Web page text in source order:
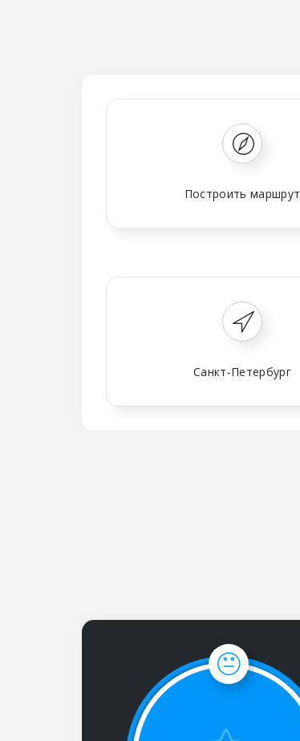
Построить маршрут
Санкт-Петербург